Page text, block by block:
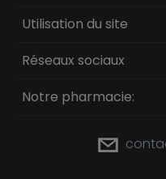
Utilisation du site
Réseaux sociaux
Notre pharmacie: